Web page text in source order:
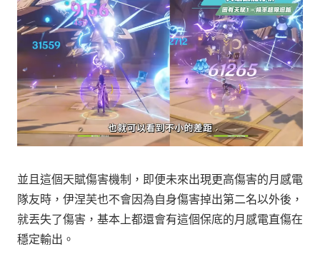
並且這個天賦傷害機制，即便未來出現更高傷害的月感電
隊友時，伊涅芙也不會因為自身傷害掉出第二名以外後，
就丟失了傷害，基本上都還會有這個保底的月感電直傷在
穩定輸出。